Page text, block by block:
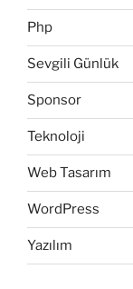
Php
Sevgili Günlük
Sponsor
Teknoloji
Web Tasarım
WordPress
Yazılım